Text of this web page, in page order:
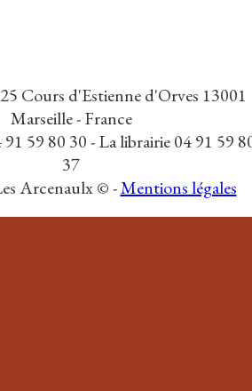
Cours d'Estienne d'Orves 13001
Marseille - France
59 80 30 - La librairie 04 91 59
37
Arcenaulx © -Mentions légales